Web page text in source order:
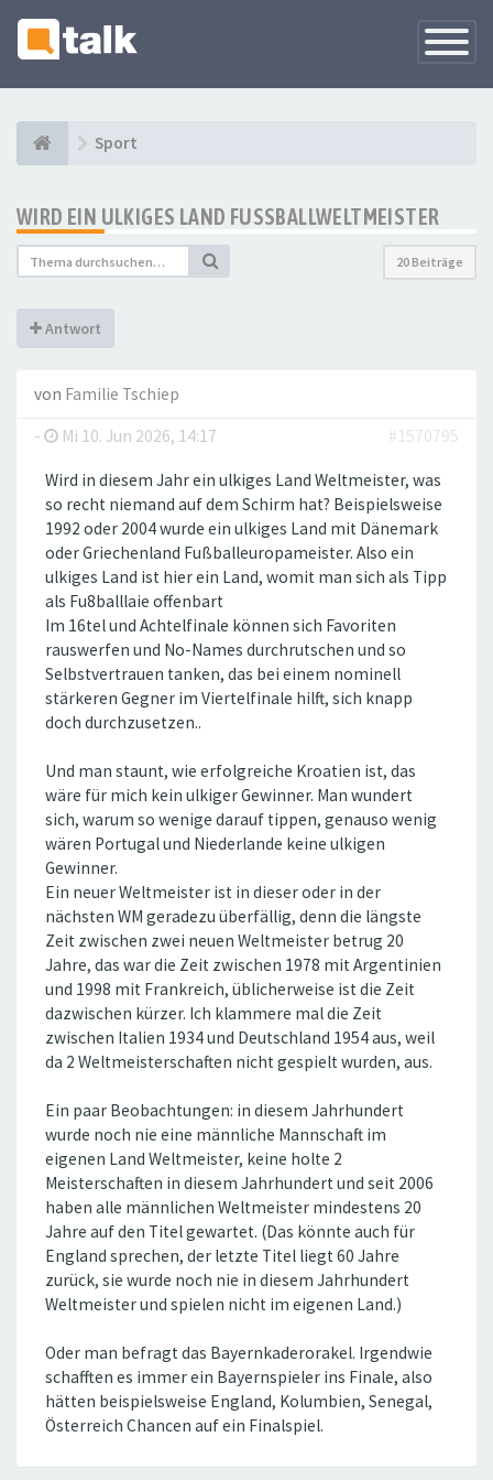
Sport
WIRD EIN ULKIGES LAND FUSSBALLWELTMEISTER
20 Beiträge
Antwort
von Familie Tschiep
-
Mi 10. Jun 2026, 14:17 #1570795
Wird in diesem Jahr ein ulkiges Land Weltmeister, was
so recht niemand auf dem Schirm hat? Beispielsweise
1992 oder 2004 wurde ein ulkiges Land mit Dänemark
oder Griechenland Fußballeuropameister. Also ein
ulkiges Land ist hier ein Land, womit man sich als Tipp
als Fu8balllaie offenbart
Im 16tel und Achtelfinale können sich Favoriten
rauswerfen und No-Names durchrutschen und so
Selbstvertrauen tanken, das bei einem nominell
stärkeren Gegner im Viertelfinale hilft, sich knapp
doch durchzusetzen..
Und man staunt, wie erfolgreiche Kroatien ist, das
wäre für mich kein ulkiger Gewinner. Man wundert
sich, warum so wenige darauf tippen, genauso wenig
wären Portugal und Niederlande keine ulkigen
Gewinner.
Ein neuer Weltmeister ist in dieser oder in der
nächsten WM geradezu überfällig, denn die längste
Zeit zwischen zwei neuen Weltmeister betrug 20
Jahre, das war die Zeit zwischen 1978 mit Argentinien
und 1998 mit Frankreich, üblicherweise ist die Zeit
dazwischen kürzer. Ich klammere mal die Zeit
zwischen Italien 1934 und Deutschland 1954 aus, weil
da 2 Weltmeisterschaften nicht gespielt wurden, aus.
Ein paar Beobachtungen: in diesem Jahrhundert
wurde noch nie eine männliche Mannschaft im
eigenen Land Weltmeister, keine holte 2
Meisterschaften in diesem Jahrhundert und seit 2006
haben alle männlichen Weltmeister mindestens 20
Jahre auf den Titel gewartet. (Das könnte auch für
England sprechen, der letzte Titel liegt 60 Jahre
zurück, sie wurde noch nie in diesem Jahrhundert
Weltmeister und spielen nicht im eigenen Land.)
Oder man befragt das Bayernkaderorakel. Irgendwie
schafften es immer ein Bayernspieler ins Finale, also
hätten beispielsweise England, Kolumbien, Senegal,
Österreich Chancen auf ein Finalspiel.